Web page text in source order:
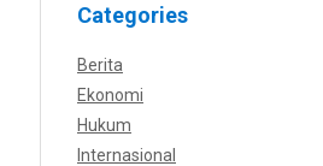
Categories
Berita
Ekonomi
Hukum
Internasional